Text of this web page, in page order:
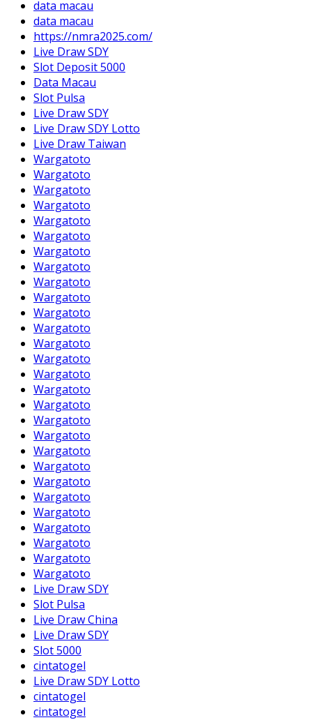
data macau
data macau
https://nmra2025.com/
Live Draw SDY
Slot Deposit 5000
Data Macau
Slot Pulsa
Live Draw SDY
Live Draw SDY Lotto
Live Draw Taiwan
Wargatoto
Wargatoto
Wargatoto
Wargatoto
Wargatoto
Wargatoto
Wargatoto
Wargatoto
Wargatoto
Wargatoto
Wargatoto
Wargatoto
Wargatoto
Wargatoto
Wargatoto
Wargatoto
Wargatoto
Wargatoto
Wargatoto
Wargatoto
Wargatoto
Wargatoto
Wargatoto
Wargatoto
Wargatoto
Wargatoto
Wargatoto
Wargatoto
Live Draw SDY
Slot Pulsa
Live Draw China
Live Draw SDY
Slot 5000
cintatogel
Live Draw SDY Lotto
cintatogel
cintatogel